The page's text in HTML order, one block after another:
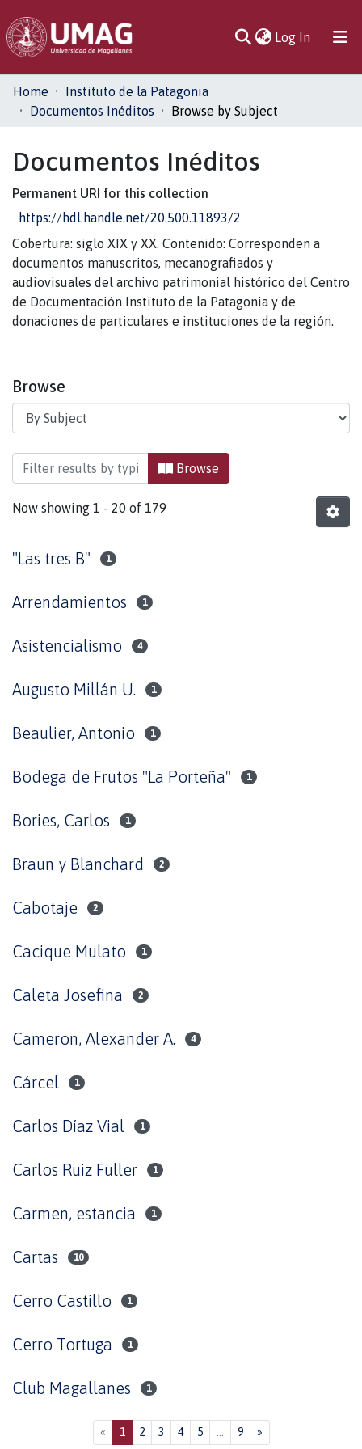
Log In(current)
Communities
& Collections
Home
Instituto de la Patagonia
Documentos Inéditos
Browse by Subject
Documentos Inéditos
Permanent URI for this collection
https://hdl.handle.net/20.500.11893/2
Cobertura: siglo XIX y XX. Contenido: Corresponden a
documentos manuscritos, mecanografiados y
audiovisuales del archivo patrimonial histórico del Centro
de Documentación Instituto de la Patagonia y de
donaciones de particulares e instituciones de la región.
Browse
Browsing Documentos Inéditos by Subject
Browse
Now showing 1 - 20 of 179
"Las tres B" 1
Arrendamientos 1
Asistencialismo 4
Augusto Millán U. 1
Beaulier, Antonio 1
Bodega de Frutos "La Porteña" 1
Bories, Carlos 1
Braun y Blanchard 2
Cabotaje 2
Cacique Mulato 1
Caleta Josefina 2
Cameron, Alexander A. 4
Cárcel 1
Carlos Díaz Vial 1
Carlos Ruiz Fuller 1
Carmen, estancia 1
Cartas 10
Cerro Castillo 1
Cerro Tortuga 1
Club Magallanes 1
« 1 (current)
2 3 4 5 9 »